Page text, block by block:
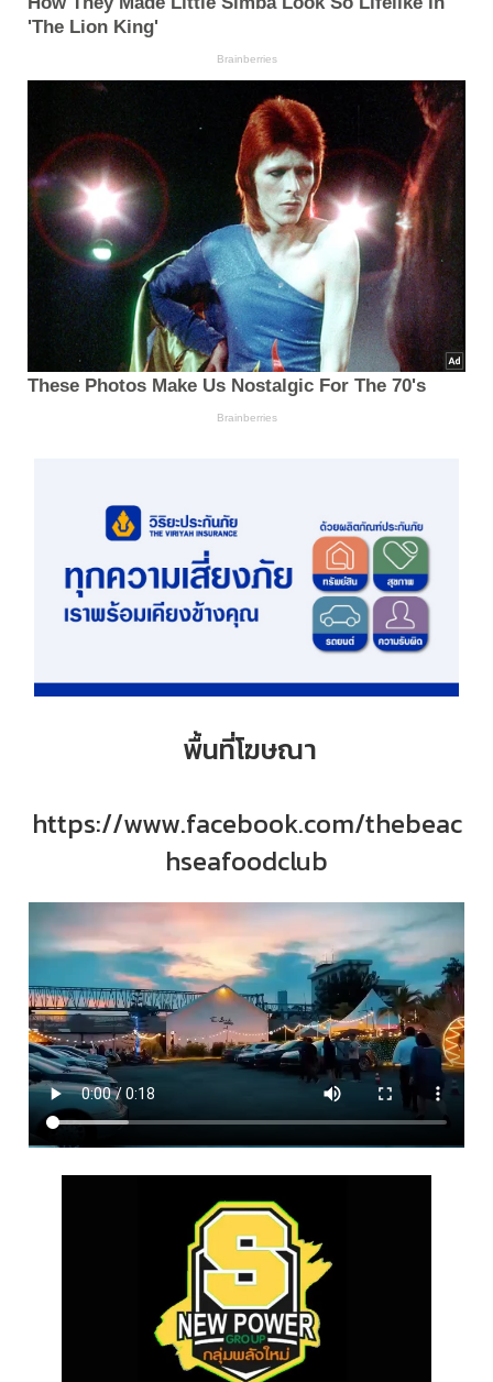
พื้นที่โฆษณา
https://www.facebook.com/thebeac
hseafoodclub